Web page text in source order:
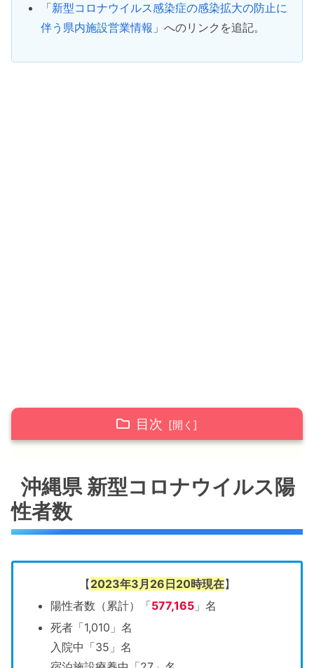
「新型コロナウイルス感染症の感染拡大の防止に
伴う県内施設営業情報 」へのリンクを追記。
目次
日別陽性者数
年代別陽性者数
沖縄県 新型コロナウイルス情報 まとめ
沖縄県 新型コロナウイルス陽
性者数
【2023年3月26日20時現在】
陽性者数（累計）「577,165 」名
死者「1,010」名
入院中「35」名